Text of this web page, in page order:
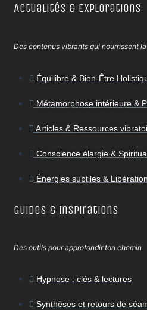
Actualités & Explorations
Des contenus vibrants qui nourrissent
Équilibre & Bien-Être
Métamorphose intérieure &
Articles & Ressources
Conscience élargie &
Énergies subtiles &
Guides & Inspirations
Des outils pour approfondir ton chemin
Hypnose : clés & lectures
Synthèses et retours de